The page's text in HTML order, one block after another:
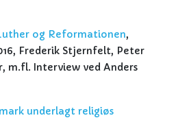
og Reformationen,
Frederik Stjernfelt, Peter
m.fl. Interview ved Anders
underlagt religiøs